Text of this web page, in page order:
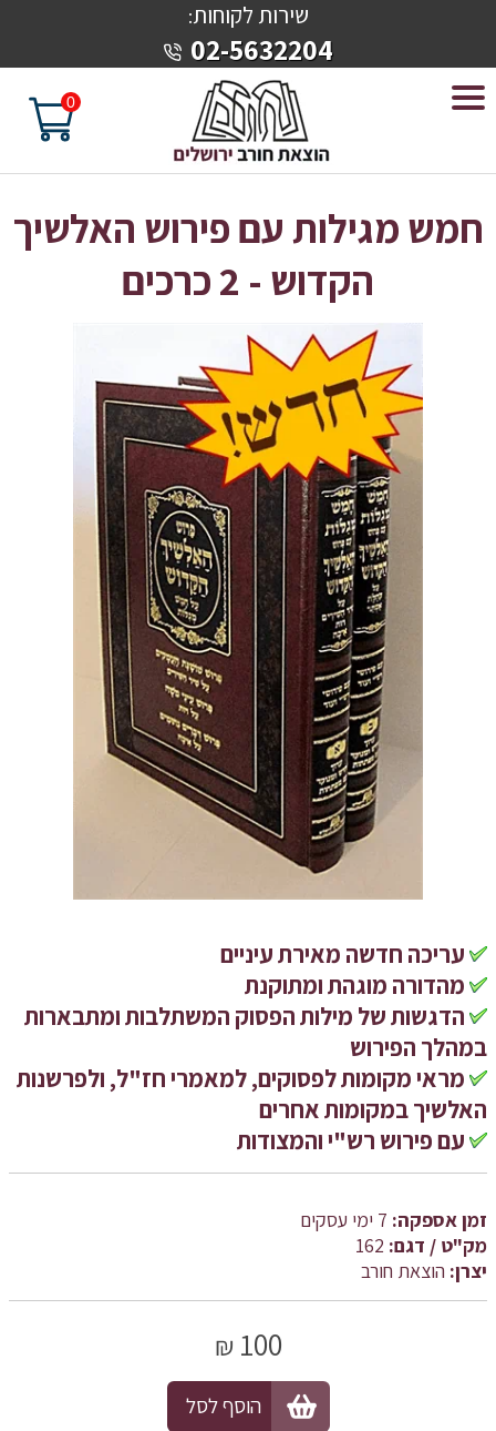
שירות לקוחות:
02-5632204
0
חמש מגילות עם פירוש האלשיך
הקדוש - 2 כרכים
עריכה חדשה מאירת עיניים
מהדורה מוגהת ומתוקנת
הדגשות של מילות הפסוק המשתלבות ומתבארות
במהלך הפירוש
מראי מקומות לפסוקים, למאמרי חז"ל, ולפרשנות
האלשיך במקומות אחרים
עם פירוש רש"י והמצודות
זמן אספקה: 7 ימי עסקים
מק"ט / דגם: 162
יצרן: הוצאת חורב
100
₪
הוסף לסל